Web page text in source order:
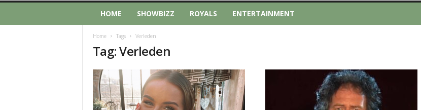
HOME SHOWBIZZ ROYALS ENTERTAINMENT
Home Tags Verleden
Tag: Verleden